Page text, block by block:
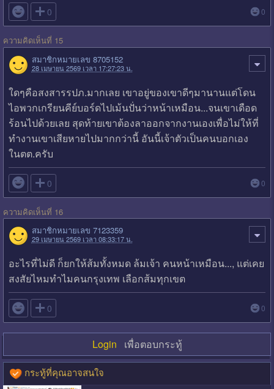
 0 0
ความคิดเห็นที่ 15
สมาชิกหมายเลข 8705152
28 เมษายน 2569 เวลา 17:27:23 น.
ใดๆคือสงสารรปภ.มากเลย เขาอยู่ของเขาดีๆมานานแต่โดน
ไอพวกเกรียนคีย์บอร์ดไปเม้นปั่นว่าหน้าเหมือน...จนเขาเดือด
ร้อนไปด้วยเลย สุดท้ายเขาต้องลาออกจากงานเองเพื่อไม่ให้ที่
ทำงานเขาเสียหายไปมากกว่านี้ อันนี้เจ้าตัวเป็นคนบอกเอง
ในตต.ครับ
 0 0
ความคิดเห็นที่ 16
สมาชิกหมายเลข 7123359
29 เมษายน 2569 เวลา 08:33:17 น.
อะไรที่ไม่ดี ก็ยกให้ส้มทั้งหมด ล้มเจ้า คนหน้าเหมือน..., แต่เคย
สงสัยไหมทำไมคนกรุงเทพ เลือกส้มทุกเขต
 0 0
Login เพื่อตอบกระทู้
กระทู้ที่คุณอาจสนใจ